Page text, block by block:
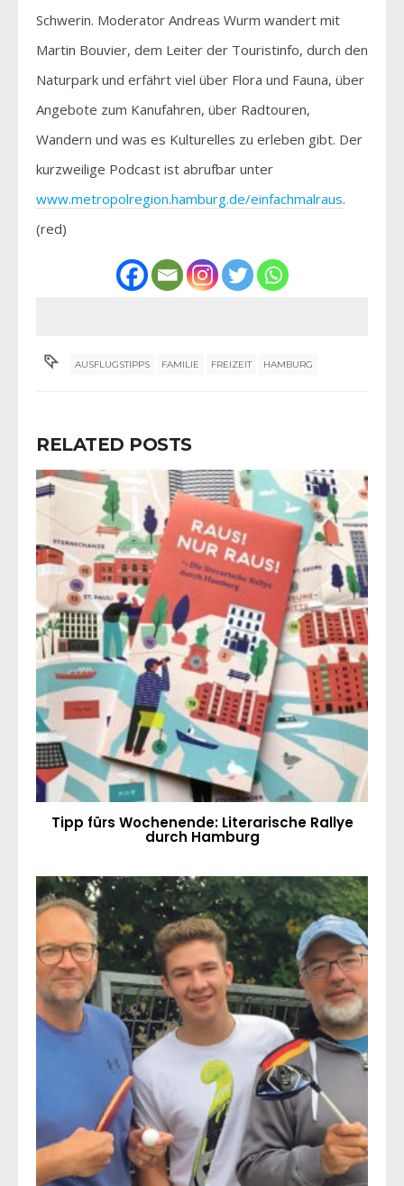
Schwerin. Moderator Andreas Wurm wandert mit
Martin Bouvier, dem Leiter der Touristinfo, durch den
Naturpark und erfährt viel über Flora und Fauna, über
Angebote zum Kanufahren, über Radtouren,
Wandern und was es Kulturelles zu erleben gibt. Der
kurzweilige Podcast ist abrufbar unter
www.metropolregion.hamburg.de/einfachmalraus.
(red)
AUSFLUGSTIPPS FAMILIE FREIZEIT HAMBURG
RELATED POSTS
Tipp fürs Wochenende: Literarische Rallye
durch Hamburg